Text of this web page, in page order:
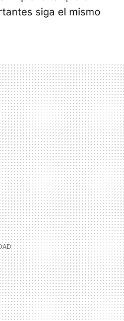
siga el mismo